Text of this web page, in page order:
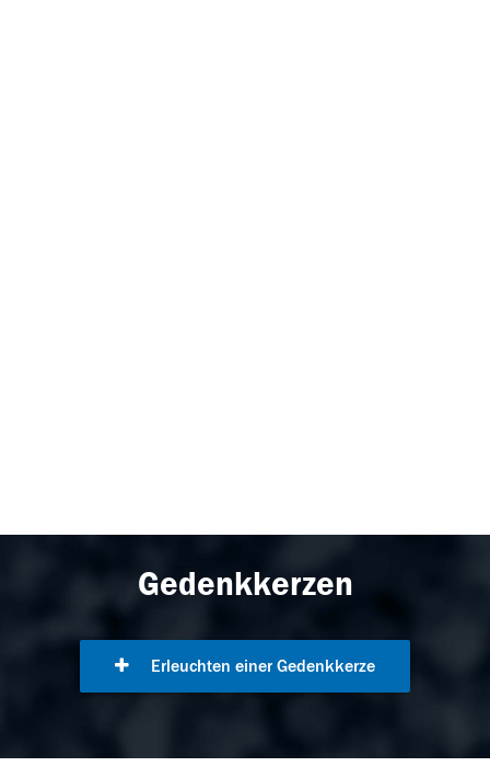
Gedenkkerzen
Erleuchten einer Gedenkkerze